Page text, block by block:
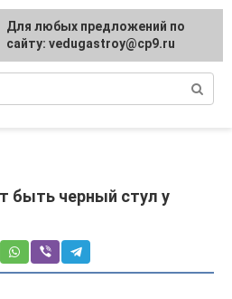
и профилактика
быть черный стул у
Для любых предложений по
сайту: vedugastroy@cp9.ru